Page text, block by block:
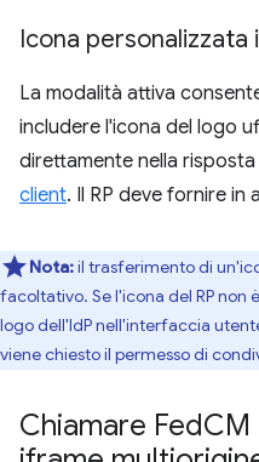
Icona personalizzata
La modalità attiva
includere l'icona del logo
direttamente nella risposta
client. Il RP deve fornire in
Nota:il trasferimento di
facoltativo. Se l'icona del RP non
logo dell'IdP nell'interfaccia
viene chiesto il permesso di
Chiamare FedCM